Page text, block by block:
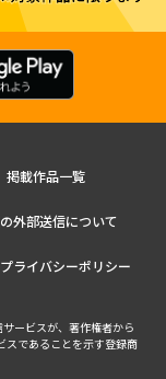
掲載作品一覧
外部送信について
プライバシーポリシー
ービスが、著作権者から
スであることを示す登録商